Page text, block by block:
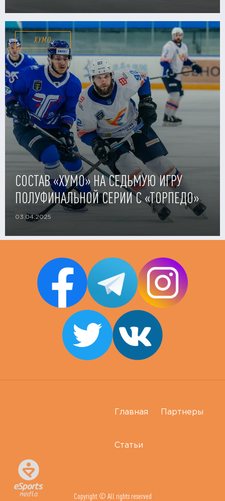
ХУМО
СОСТАВ «ХУМО» НА СЕДЬМУЮ ИГРУ
ПОЛУФИНАЛЬНОЙ СЕРИИ С «ТОРПЕДО»
03.04.2025
Главная Партнеры
Статьи
Copyright © All rights reserved